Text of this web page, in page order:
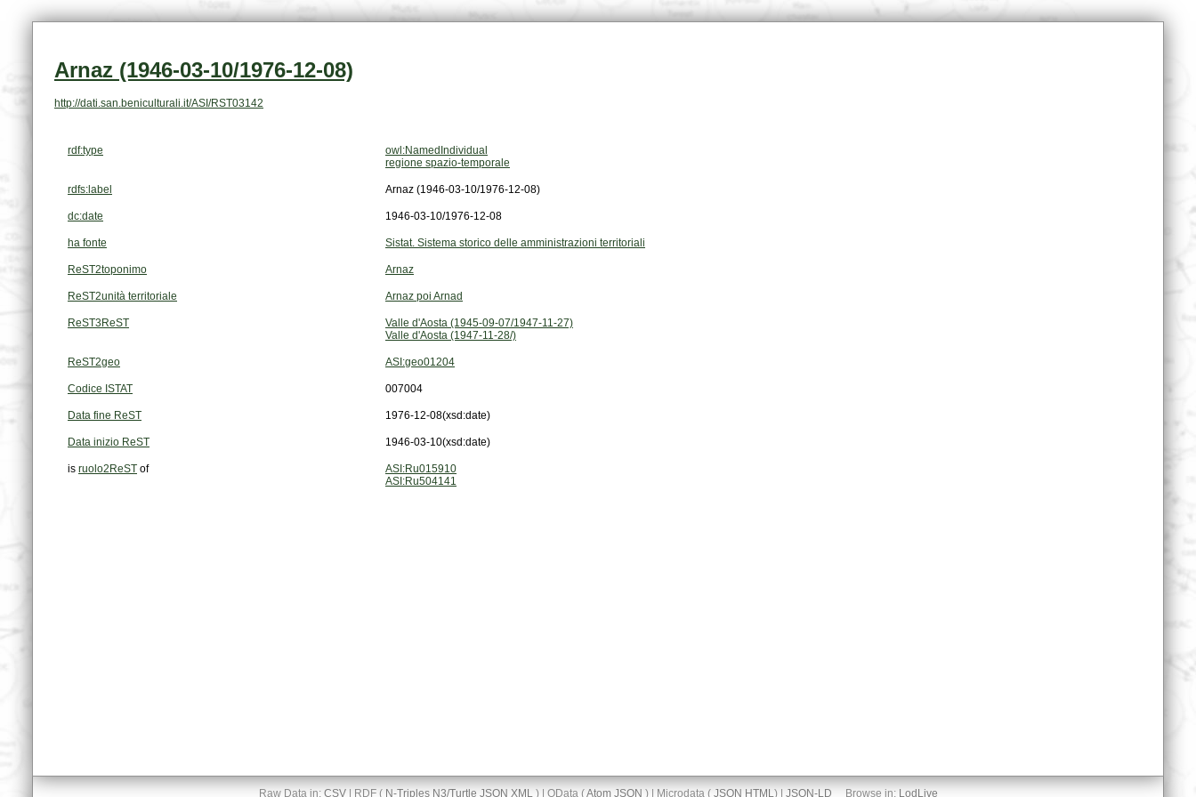
Arnaz (1946-03-10/1976-12-08)
http://dati.san.beniculturali.it/ASI/RST03142
rdf:type
owl:NamedIndividual
regione spazio-temporale
rdfs:label Arnaz (1946-03-10/1976-12-08)
dc:date 1946-03-10/1976-12-08
ha fonte Sistat. Sistema storico delle amministrazioni territoriali
ReST2toponimo Arnaz
ReST2unità territoriale Arnaz poi Arnad
ReST3ReST
Valle d'Aosta (1945-09-07/1947-11-27)
Valle d'Aosta (1947-11-28/)
ReST2geo ASI:geo01204
Codice ISTAT 007004
Data fine ReST 1976-12-08(xsd:date)
Data inizio ReST 1946-03-10(xsd:date)
is ruolo2ReST of
ASI:Ru015910
ASI:Ru504141
Raw Data in: CSV| RDF ( N-Triples N3/Turtle JSON XML) | OData (Atom JSON ) | Microdata ( JSON HTML) | JSON-LD Browse in: LodLive